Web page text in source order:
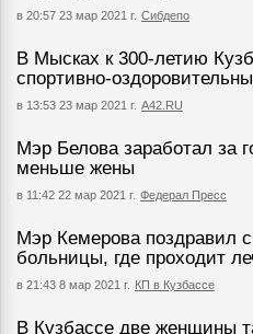
в 20:57 23 мар 2021 г. Сибдепо
В Мысках к 300-летию
спортивно-
в 13:53 23 мар 2021 г. А42.RU
Мэр Белова заработал за
меньше жены
в 11:42 22 мар 2021 г. Федерал Пресс
Мэр Кемерова поздравил
больницы, где проходит
в 21:43 8 мар 2021 г. КП в Кузбассе
В Кузбассе две женщины